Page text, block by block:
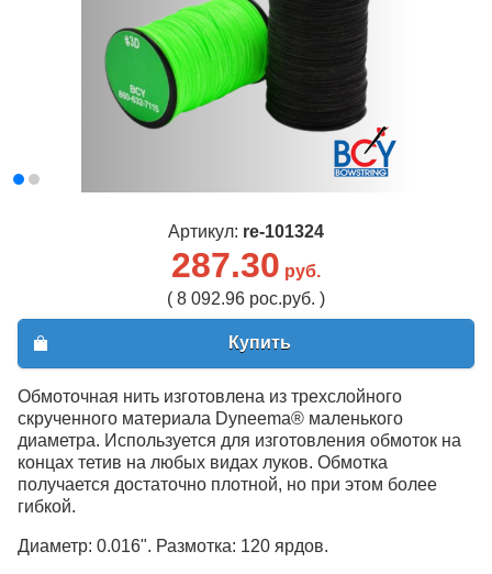
Артикул: re-101324
287.30 руб.
( 8 092.96 рос.руб. )
Купить
Обмоточная нить изготовлена из трехслойного
скрученного материала Dyneema® маленького
диаметра. Используется для изготовления обмоток на
концах тетив на любых видах луков. Обмотка
получается достаточно плотной, но при этом более
гибкой.
Диаметр: 0.016". Размотка: 120 ярдов.